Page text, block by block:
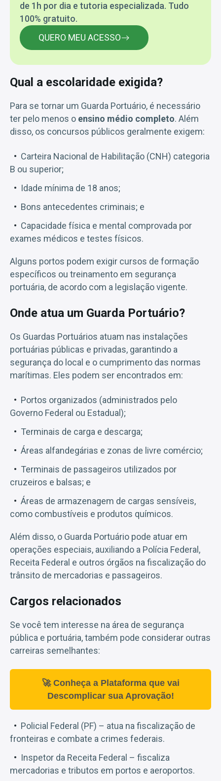
de 1h por dia e tutoria especializada. Tudo
100% gratuito.
QUERO MEU ACESSO
Qual a escolaridade exigida?
Para se tornar um Guarda Portuário, é necessário
ter pelo menos o ensino médio completo. Além
disso, os concursos públicos geralmente exigem:
Carteira Nacional de Habilitação (CNH) categoria
B ou superior;
Idade mínima de 18 anos;
Bons antecedentes criminais; e
Capacidade física e mental comprovada por
exames médicos e testes físicos.
Alguns portos podem exigir cursos de formação
específicos ou treinamento em segurança
portuária, de acordo com a legislação vigente.
Onde atua um Guarda Portuário?
Os Guardas Portuários atuam nas instalações
portuárias públicas e privadas, garantindo a
segurança do local e o cumprimento das normas
marítimas. Eles podem ser encontrados em:
Portos organizados (administrados pelo
Governo Federal ou Estadual);
Terminais de carga e descarga;
Áreas alfandegárias e zonas de livre comércio;
Terminais de passageiros utilizados por
cruzeiros e balsas; e
Áreas de armazenagem de cargas sensíveis,
como combustíveis e produtos químicos.
Além disso, o Guarda Portuário pode atuar em
operações especiais, auxiliando a Polícia Federal,
Receita Federal e outros órgãos na fiscalização do
trânsito de mercadorias e passageiros.
Cargos relacionados
Se você tem interesse na área de segurança
pública e portuária, também pode considerar outras
carreiras semelhantes:
🚀 Conheça a Plataforma que vai
Descomplicar sua Aprovação!
Policial Federal (PF) – atua na fiscalização de
fronteiras e combate a crimes federais.
Inspetor da Receita Federal – fiscaliza
mercadorias e tributos em portos e aeroportos.